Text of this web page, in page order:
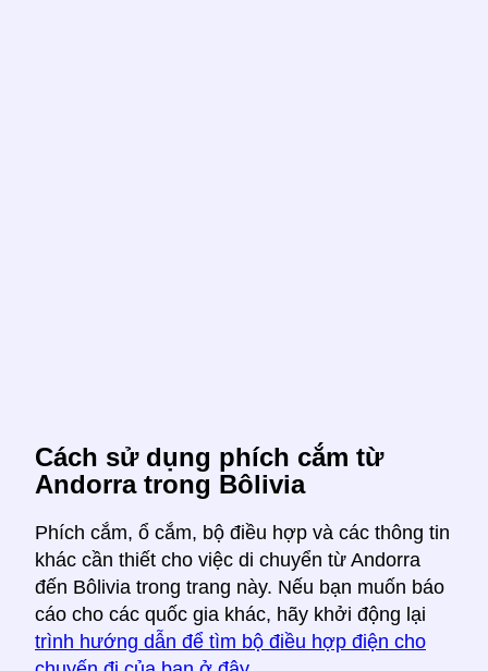
Cách sử dụng phích cắm từ
Andorra trong Bôlivia
Phích cắm, ổ cắm, bộ điều hợp và các thông tin
khác cần thiết cho việc di chuyển từ Andorra
đến Bôlivia trong trang này. Nếu bạn muốn báo
cáo cho các quốc gia khác, hãy khởi động lại
trình hướng dẫn để tìm bộ điều hợp điện cho